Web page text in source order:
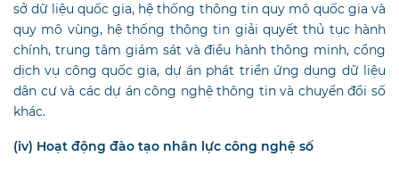
sở dữ liệu quốc gia, hệ thống thông tin quy mô quốc gia và
quy mô vùng, hệ thống thông tin giải quyết thủ tục hành
chính, trung tâm giám sát và điều hành thông minh, cổng
dịch vụ công quốc gia, dự án phát triển ứng dụng dữ liệu
dân cư và các dự án công nghệ thông tin và chuyển đổi số
khác.
(iv) Hoạt động đào tạo nhân lực công nghệ số